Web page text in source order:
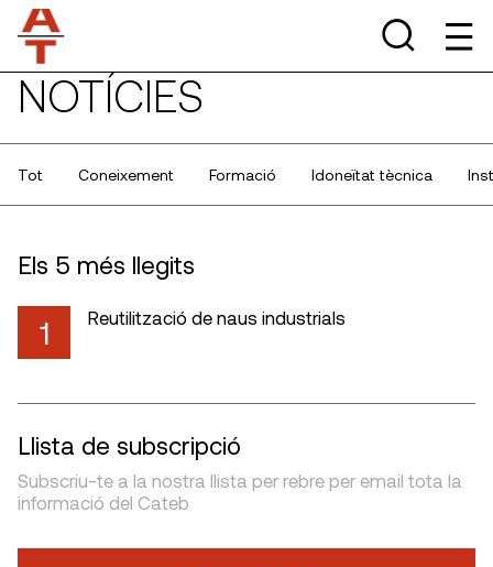
NOTÍCIES
Tot Coneixement Formació Idoneïtat tècnica
Els 5 més llegits
1 Reutilització de naus industrials
Llista de subscripció
Subscriu-te a la nostra llista per rebre per email tota la
informació del Cateb